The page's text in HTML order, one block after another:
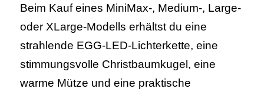
Beim Kauf eines MiniMax-, Medium-, Large-
oder XLarge-Modells erhältst du eine
strahlende EGG-LED-Lichterkette, eine
stimmungsvolle Christbaumkugel, eine
warme Mütze und eine praktische